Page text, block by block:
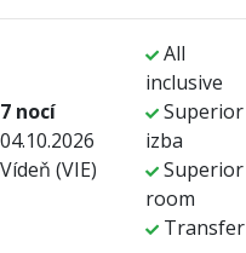
7 nocí
04.10.2026
Vídeň (VIE)
All
inclusive
Superior
izba
Superior
room
Transfer